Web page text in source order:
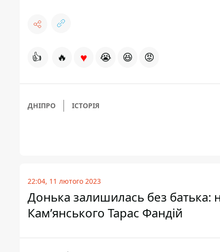
👍 🔥 ♥ 😭 😆 😡
ДНІПРО ІСТОРІЯ
22:04, 11 лютого 2023
Донька залишилась без батька:
Кам’янського Тарас Фандій